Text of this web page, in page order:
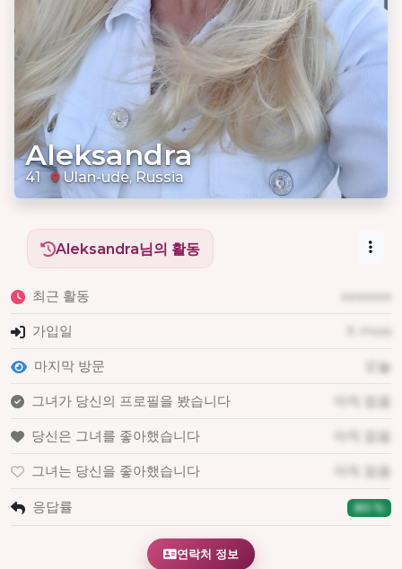
Aleksandra
41 Ulan-ude, Russia
Aleksandra님의 활동
최근 활동 xxxxxxx
가입일 X mois
마지막 방문 오늘
그녀가 당신의 프로필을 봤습니다 아직 없음
당신은 그녀를 좋아했습니다 아직 없음
그녀는 당신을 좋아했습니다 아직 없음
응답률 80 %
연락처 정보